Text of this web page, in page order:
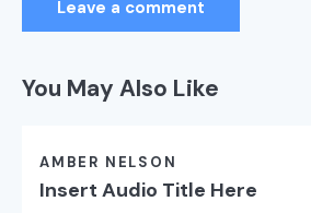
You May Also Like
AMBER NELSON
Insert Audio Title Here